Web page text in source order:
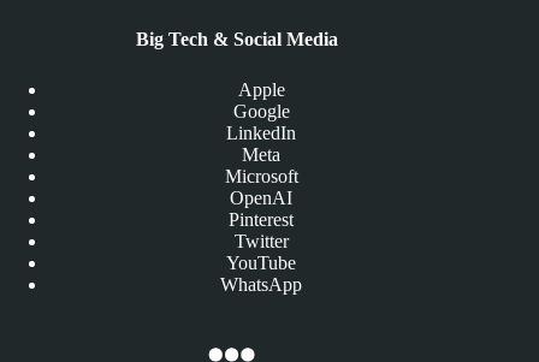
Big Tech & Social Media
Apple
Google
LinkedIn
Meta
Microsoft
OpenAI
Pinterest
Twitter
YouTube
WhatsApp